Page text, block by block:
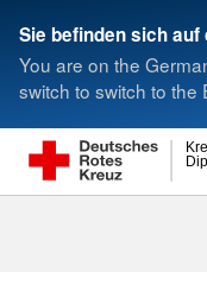
Sie befinden sich
You are on the
switch to switch to the